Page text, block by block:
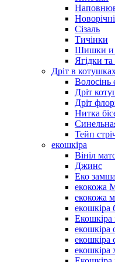
Сізаль
Тичінки
Шишки и
Ягідки та
Дріт в
Волосінь
Дріт
Дріт
Нитка
Тейп
екошкіра
Вініл
Джинс
Еко
екокожа
екокожа
екошкіра
Екошкіра
екошкіра
екошкіра
екошкіра